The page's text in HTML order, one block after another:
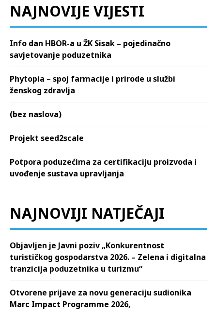
NAJNOVIJE VIJESTI
Info dan HBOR-a u ŽK Sisak – pojedinačno
savjetovanje poduzetnika
Phytopia – spoj farmacije i prirode u službi
ženskog zdravlja
(bez naslova)
Projekt seed2scale
Potpora poduzećima za certifikaciju proizvoda i
uvođenje sustava upravljanja
NAJNOVIJI NATJEČAJI
Objavljen je Javni poziv „Konkurentnost
turističkog gospodarstva 2026. – Zelena i digitalna
tranzicija poduzetnika u turizmu“
Otvorene prijave za novu generaciju sudionika
Marc Impact Programme 2026,